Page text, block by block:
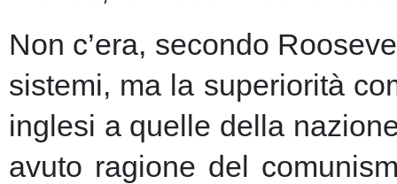
Non c’era, secondo
sistemi, ma la superiorità
inglesi a quelle della
avuto ragione del